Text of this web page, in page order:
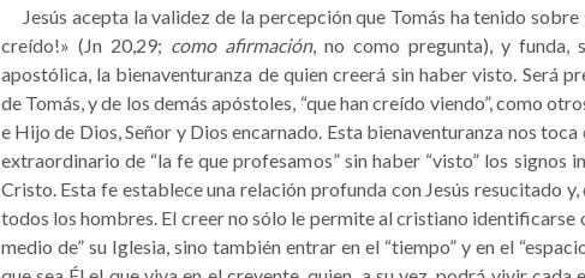
Jesús acepta la validez de la percepción que Tomás ha tenido sobre
creído!» (Jn 20,29; como afirmación, no como pregunta), y funda,
apostólica, la bienaventuranza de quien creerá sin haber visto. Será
de Tomás, y de los demás apóstoles, “que han creído viendo”, como
e Hijo de Dios, Señor y Dios encarnado. Esta bienaventuranza nos
extraordinario de “la fe que profesamos” sin haber “visto” los signos
Cristo. Esta fe establece una relación profunda con Jesús resucitado
todos los hombres. El creer no sólo le permite al cristiano identificarse
medio de” su Iglesia, sino también entrar en el “tiempo” y en el